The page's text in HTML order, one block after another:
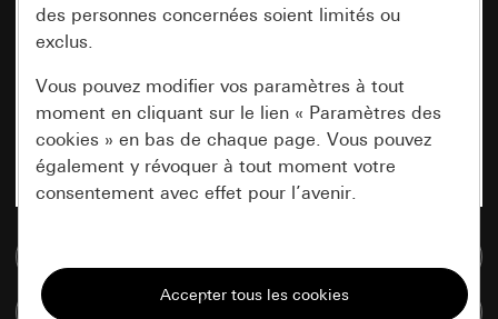
des personnes concernées soient limités ou
exclus.
Vous pouvez modifier vos paramètres à tout
moment en cliquant sur le lien « Paramètres des
cookies » en bas de chaque page. Vous pouvez
également y révoquer à tout moment votre
consentement avec effet pour l’avenir.
Tous les cookies dont nous avons besoin pour